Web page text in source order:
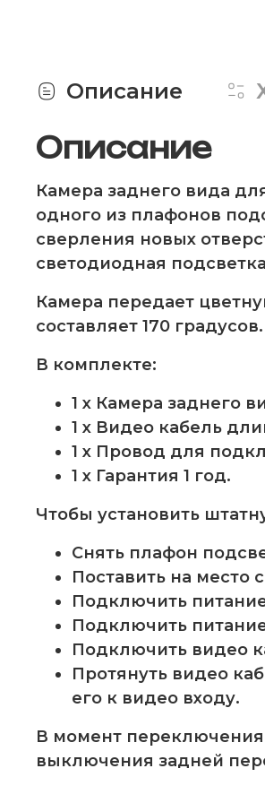
Описание
Описание
Камера заднего вида
одного из плафонов
сверления новых
светодиодная
Камера передает
составляет 170
В комплекте:
1 x Камера заднего
1 x Видео кабель
1 x Провод для
1 x Гарантия 1 год.
Чтобы установить
Снять плафон
Поставить на место
Подключить
Подключить
Подключить видео
Протянуть видео
его к видео входу.
В момент переключения
выключения задней